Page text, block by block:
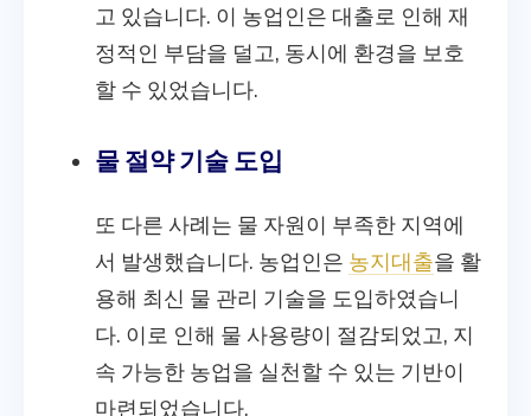
고 있습니다. 이 농업인은 대출로 인해 재
정적인 부담을 덜고, 동시에 환경을 보호
할 수 있었습니다.
물 절약 기술 도입
또 다른 사례는 물 자원이 부족한 지역에
서 발생했습니다. 농업인은 농지대출을 활
용해 최신 물 관리 기술을 도입하였습니
다. 이로 인해 물 사용량이 절감되었고, 지
속 가능한 농업을 실천할 수 있는 기반이
마련되었습니다.